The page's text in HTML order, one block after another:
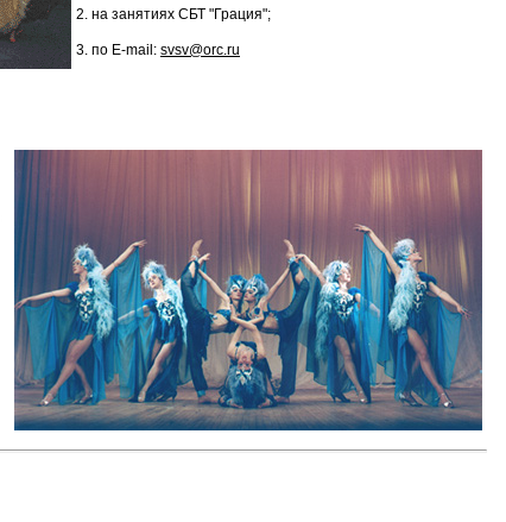
2. на занятиях СБТ "Грация";
3. по E-mail: svsv@orc.ru